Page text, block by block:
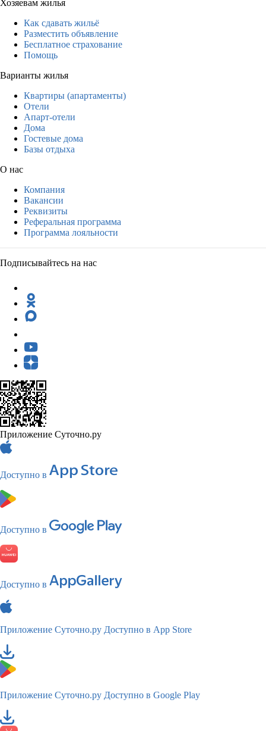
Хозяевам жилья
Как сдавать жильё
Разместить объявление
Бесплатное страхование
Помощь
Варианты жилья
Квартиры (апартаменты)
Отели
Апарт-отели
Дома
Гостевые дома
Базы отдыха
О нас
Компания
Вакансии
Реквизиты
Реферальная программа
Программа лояльности
Подписывайтесь на нас
Приложение Суточно.ру
Доступно в
Доступно в
Доступно в
Приложение Суточно.ру Доступно в App Store
Приложение Суточно.ру Доступно в Google Play